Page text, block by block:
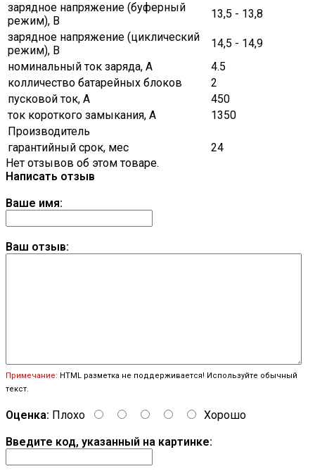
зарядное напряжение (буферный
режим), В
13,5 - 13,8
зарядное напряжение (циклический
режим), В
14,5 - 14,9
номинальный ток заряда, А
4.5
колличество батарейных блоков
2
пусковой ток, А
450
ток короткого замыкания, А
1350
Производитель
гарантийный срок, мес
24
Нет отзывов об этом товаре.
Написать отзыв
Ваше имя:
Ваш отзыв:
Примечание: HTML разметка не поддерживается! Используйте обычный
текст.
Оценка: Плохо
Хорошо
Введите код, указанный на картинке: